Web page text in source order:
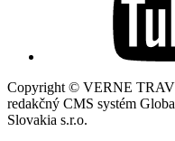
Copyright © VERNE
redakčný CMS systém
Slovakia s.r.o.